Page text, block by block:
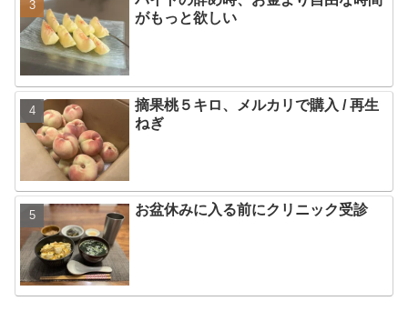
がもっと欲しい
摘果桃５キロ、メルカリで購入 / 再生
ねぎ
お盆休みに入る前にクリニック受診